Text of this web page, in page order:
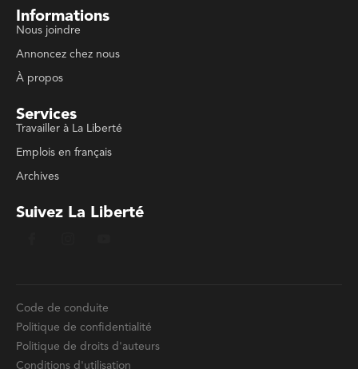
Informations
Nous joindre
Annoncez chez nous
À propos
Services
Travailler à La Liberté
Emplois en français
Archives
Suivez La Liberté
Code de conduite
Politique de confidentialité
Politique de droits d'auteurs
Conditions d'utilisation